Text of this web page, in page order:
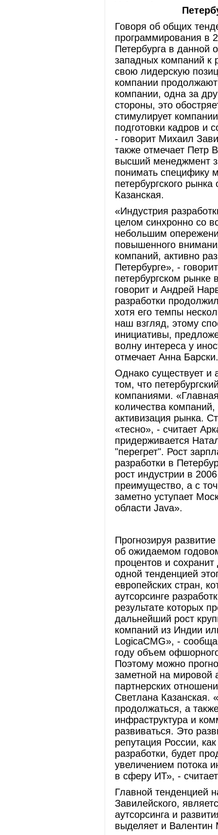
Говоря об общих
программирования в
Петербурга в данной
западных компаний к
свою лидерскую
компании
компании, одна за
стороны, это
стимулирует
подготовки кадров и
- говорит Михаил
также отмечает Петр
высший менеджмент
понимать специфику
петербургского
Казанская.
«Индустрия
целом синхронно со
небольшим
повышенного
компаний, активно
Петербурге», -
петербургском рынке
говорит и Андрей
разработки
хотя его темпы
наш взгляд, этому
инициативы,
волну интереса у
отмечает Анна Барски.
Однако существует и
том, что
компаниями.
количества
активизация рынка.
«тесно», - считает
придерживается
"перегрет". Рост
разработки в
рост индустрии в
преимущество, а с
заметно уступает
области Java».
Прогнозируя
об ожидаемом
процентов и
одной тенденцией
европейских стран,
аутсорсинге
результате которых
дальнейший рост
компаний из Индии
LogicaCMG», -
году объем
Поэтому можно
заметной на мировой
партнерских
Светлана Казанская.
продолжаться, а
инфраструктура и
развиваться. Это
репутация России,
разработки, будет
увеличением потока
в сферу ИТ», -
Главной тенденцией
Завилейского,
аутсорсинга и
выделяет и Валентин